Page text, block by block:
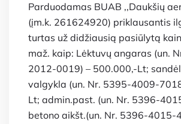
Parduodamas BUAB ,,Daukšių
(įm.k. 261624920) priklausantis
turtas už didžiausią pasiūlytą
maž. kaip: Lėktuvų angaras (un.
2012-0019) – 500.000,-Lt;
valgykla (un. Nr. 5395-4009-
Lt; admin.past. (un. Nr. 5396-
betono aikšt.(un. Nr. 5396-4015-